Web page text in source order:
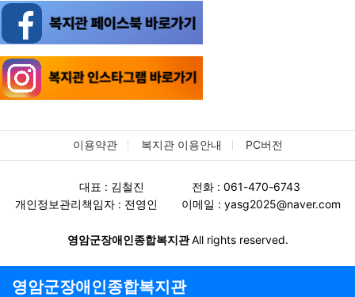
이용약관 복지관 이용안내 PC버전
대표 : 김철진
전화 : 061-470-6743
개인정보관리책임자 : 전영인
이메일 : yasg2025@naver.com
영암군장애인종합복지관All rights reserved.
영암군장애인종합복지관